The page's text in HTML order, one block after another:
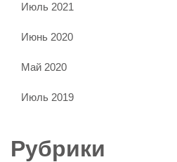
Июль 2021
Июнь 2020
Май 2020
Июль 2019
Рубрики